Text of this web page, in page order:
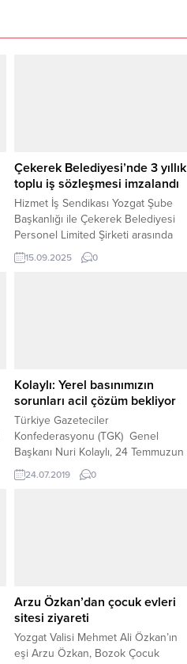
Çekerek Belediyesi’nde 3 yıllık
toplu iş sözleşmesi imzalandı
Hizmet İş Sendikası Yozgat Şube
Başkanlığı ile Çekerek Belediyesi
Personel Limited Şirketi arasında
140 işçiyi kapsayan ve 3 yıl süreyle
geçerli olacak toplu iş sözleşmesi
alındı....
15.09.2025 0
Kolaylı: Yerel basınımızın
sorunları acil çözüm bekliyor
Türkiye Gazeteciler
Konfederasyonu (TGK) Genel
Başkanı Nuri Kolaylı, 24 Temmuzun
sansüre karşı 1908 ‘de büyük
direnişin yıldönümü
düzenlemelerin zaman
geçirilmeden
gerçekleşmesidir.”dedi
24.07.2019 0
Arzu Özkan’dan çocuk evleri
sitesi ziyareti
Yozgat Valisi Mehmet Ali Özkan’ın
eşi Arzu Özkan, Bozok Çocuk